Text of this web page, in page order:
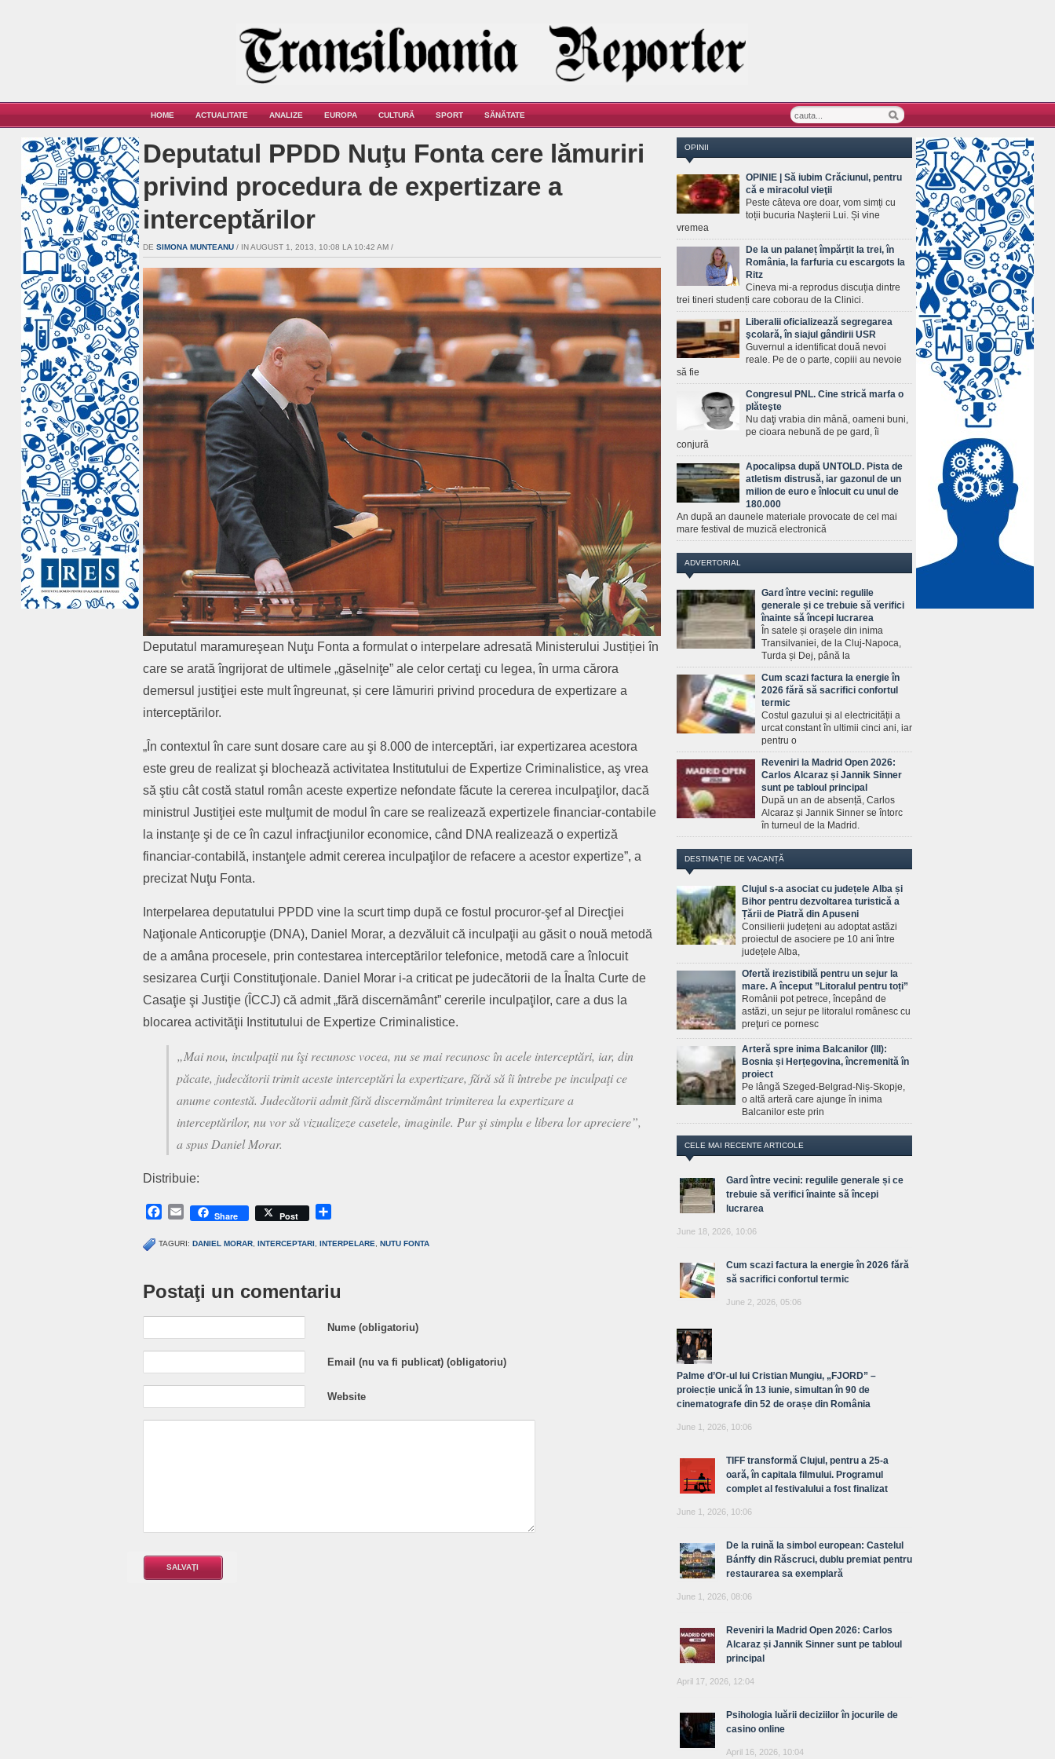
HOME ACTUALITATE ANALIZE EUROPA CULTURĂ SPORT SĂNĂTATE
Deputatul PPDD Nuţu Fonta cere lămuriri
privind procedura de expertizare a
interceptărilor
DE SIMONA MUNTEANU / IN AUGUST 1, 2013, 10:08 LA 10:42 AM /
Deputatul maramureşean Nuţu Fonta a formulat o interpelare adresată Ministerului Justiției în
care se arată îngrijorat de ultimele „găselniţe” ale celor certaţi cu legea, în urma cărora
demersul justiţiei este mult îngreunat, și cere lămuriri privind procedura de expertizare a
interceptărilor.
„În contextul în care sunt dosare care au şi 8.000 de interceptări, iar expertizarea acestora
este greu de realizat şi blochează activitatea Institutului de Expertize Criminalistice, aş vrea
să ştiu cât costă statul român aceste expertize nefondate făcute la cererea inculpaţilor, dacă
ministrul Justiţiei este mulţumit de modul în care se realizează expertizele financiar-contabile
la instanţe şi de ce în cazul infracţiunilor economice, când DNA realizează o expertiză
financiar-contabilă, instanţele admit cererea inculpaţilor de refacere a acestor expertize”, a
precizat Nuţu Fonta.
Interpelarea deputatului PPDD vine la scurt timp după ce fostul procuror-şef al Direcţiei
Naţionale Anticorupţie (DNA), Daniel Morar, a dezvăluit că inculpaţii au găsit o nouă metodă
de a amâna procesele, prin contestarea interceptărilor telefonice, metodă care a înlocuit
sesizarea Curţii Constituţionale. Daniel Morar i-a criticat pe judecătorii de la Înalta Curte de
Casaţie şi Justiţie (ÎCCJ) că admit „fără discernământ” cererile inculpaţilor, care a dus la
blocarea activităţii Institutului de Expertize Criminalistice.
„Mai nou, inculpaţii nu îşi recunosc vocea, nu se mai recunosc în acele interceptări, iar, din
păcate, judecătorii trimit aceste interceptări la expertizare, fără să îi întrebe pe inculpaţi ce
anume contestă. Judecătorii admit fără discernământ trimiterea la expertizare a
interceptărilor, nu vor să vizualizeze casetele, imaginile. Pur şi simplu e libera lor apreciere”,
a spus Daniel Morar.
Distribuie:
Facebook
EmailShare Post
TAGURI: DANIEL MORAR INTERCEPTARI INTERPELARE NUTU FONTA
Postaţi un comentariu
Nume (obligatoriu)
Email (nu va fi publicat) (obligatoriu)
Website
OPINII
OPINIE | Să iubim Crăciunul, pentru
că e miracolul vieţii
Peste câteva ore doar, vom simți cu
toții bucuria Naşterii Lui. Și vine
vremea
De la un palaneț împărțit la trei, în
România, la farfuria cu escargots la
Ritz
Cineva mi-a reprodus discuția dintre
trei tineri studenți care coborau de la Clinici.
Liberalii oficializează segregarea
şcolară, în siajul gândirii USR
Guvernul a identificat două nevoi
reale. Pe de o parte, copiii au nevoie
să fie
Congresul PNL. Cine strică marfa o
plăteşte
Nu daţi vrabia din mână, oameni buni,
pe cioara nebună de pe gard, îi
conjură
Apocalipsa după UNTOLD. Pista de
atletism distrusă, iar gazonul de un
milion de euro e înlocuit cu unul de
180.000
An după an daunele materiale provocate de cel mai
mare festival de muzică electronică
ADVERTORIAL
Gard între vecini: regulile
generale și ce trebuie să verifici
înainte să începi lucrarea
În satele și orașele din inima
Transilvaniei, de la Cluj-Napoca,
Turda și Dej, până la
Cum scazi factura la energie în
2026 fără să sacrifici confortul
termic
Costul gazului și al electricității a
urcat constant în ultimii cinci ani, iar
pentru o
Reveniri la Madrid Open 2026:
Carlos Alcaraz și Jannik Sinner
sunt pe tabloul principal
După un an de absență, Carlos
Alcaraz și Jannik Sinner se întorc
în turneul de la Madrid.
DESTINAȚIE DE VACANȚĂ
Clujul s-a asociat cu județele Alba și
Bihor pentru dezvoltarea turistică a
Țării de Piatră din Apuseni
Consilierii județeni au adoptat astăzi
proiectul de asociere pe 10 ani între
județele Alba,
Ofertă irezistibilă pentru un sejur la
mare. A început ”Litoralul pentru toți”
Românii pot petrece, începând de
astăzi, un sejur pe litoralul românesc cu
preţuri ce pornesc
Arteră spre inima Balcanilor (III):
Bosnia și Herțegovina, încremenită în
proiect
Pe lângă Szeged-Belgrad-Niș-Skopje,
o altă arteră care ajunge în inima
Balcanilor este prin
CELE MAI RECENTE ARTICOLE
Gard între vecini: regulile generale și ce
trebuie să verifici înainte să începi
lucrarea
June 18, 2026, 10:06
Cum scazi factura la energie în 2026 fără
să sacrifici confortul termic
June 2, 2026, 05:06
Palme d’Or-ul lui Cristian Mungiu, „FJORD” –
proiecție unică în 13 iunie, simultan în 90 de
cinematografe din 52 de orașe din România
June 1, 2026, 10:06
TIFF transformă Clujul, pentru a 25-a
oară, în capitala filmului. Programul
complet al festivalului a fost finalizat
June 1, 2026, 10:06
De la ruină la simbol european: Castelul
Bánffy din Răscruci, dublu premiat pentru
restaurarea sa exemplară
June 1, 2026, 08:06
Reveniri la Madrid Open 2026: Carlos
Alcaraz și Jannik Sinner sunt pe tabloul
principal
April 17, 2026, 12:04
Psihologia luării deciziilor în jocurile de
casino online
April 16, 2026, 10:04